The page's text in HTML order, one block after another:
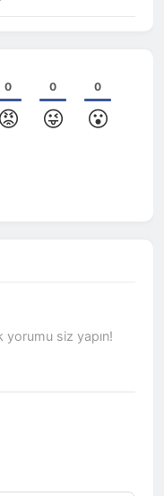
0
😡
0
😜
0
😮
yorumu siz yapın!